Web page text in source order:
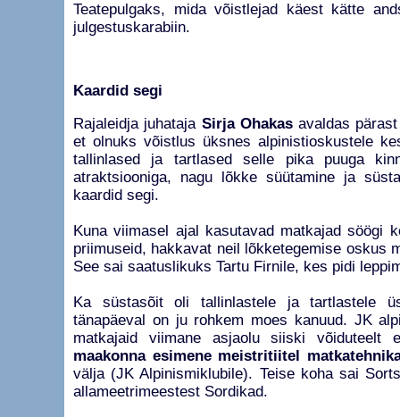
Teatepulgaks, mida võistlejad käest kätte
julgestuskarabiin.
Kaardid segi
Rajaleidja juhataja Sirja Ohakasavaldas
et olnuks võistlus üksnes alpinistioskustele
tallinlased ja tartlased selle pika puuga
atraktsiooniga, nagu lõkke süütamine ja
kaardid segi.
Kuna viimasel ajal kasutavad matkajad söögi
priimuseid, hakkavat neil lõkketegemise oskus
See sai saatuslikuks Tartu Firnile, kes pidi
Ka süstasõit oli tallinlastele ja tartlastele
tänapäeval on ju rohkem moes kanuud. JK
matkajaid viimane asjaolu siiski võiduteelt
maakonna esimene meistritiitel
välja (JK Alpinismiklubile). Teise koha sai
allameetrimeestest Sordikad.